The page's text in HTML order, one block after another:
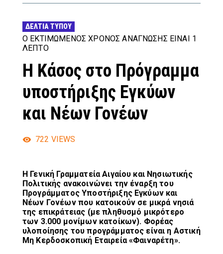
ΔΕΛΤΊΑ ΤΎΠΟΥ
Ο ΕΚΤΙΜΏΜΕΝΟΣ ΧΡΌΝΟΣ ΑΝΆΓΝΩΣΗΣ ΕΊΝΑΙ 1
ΛΕΠΤΌ
Η Κάσος στο Πρόγραμμα
υποστήριξης Εγκύων
και Νέων Γονέων
722 VIEWS
Η Γενική Γραμματεία Αιγαίου και Νησιωτικής
Πολιτικής ανακοινώνει την έναρξη του
Προγράμματος Υποστήριξης Εγκύων και
Νέων Γονέων που κατοικούν σε μικρά νησιά
της επικράτειας (με πληθυσμό μικρότερο
των 3.000 μονίμων κατοίκων). Φορέας
υλοποίησης του προγράμματος είναι η Αστική
Μη Κερδοσκοπική Εταιρεία «Φαιναρέτη».